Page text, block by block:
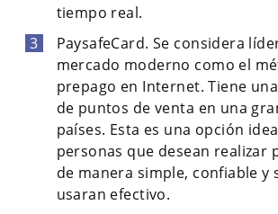
tiempo real.
PaysafeCard. Se considera
mercado moderno como el
prepago en Internet. Tiene
de puntos de venta en una
países. Esta es una opción
personas que desean realizar
de manera simple, confiable y
usaran efectivo.